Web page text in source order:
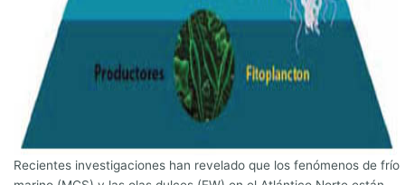
Recientes investigaciones han revelado que los fenómenos de frío